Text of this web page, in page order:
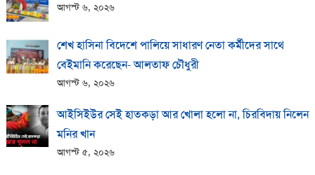
আগস্ট ৬, ২০২৬
শেখ হাসিনা বিদেশে পালিয়ে সাধারণ নেতা কর্মীদের সাথে
বেইমানি করেছেন- আলতাফ চৌধুরী
আগস্ট ৬, ২০২৬
আইসিইউর সেই হাতকড়া আর খোলা হলো না, চিরবিদায় নিলেন
মনির খান
আগস্ট ৫, ২০২৬